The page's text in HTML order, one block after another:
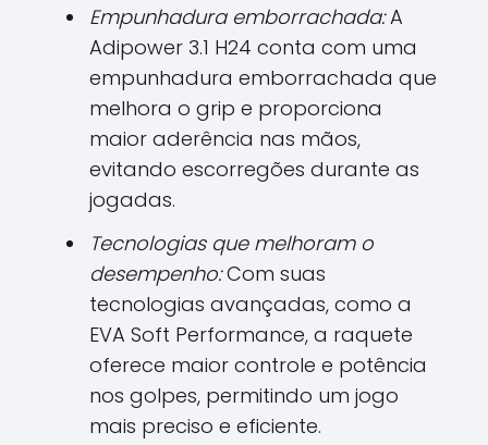
Empunhadura emborrachada:A
Adipower 3.1 H24 conta com uma
empunhadura emborrachada que
melhora o grip e proporciona
maior aderência nas mãos,
evitando escorregões durante as
jogadas.
Tecnologias que melhoram o
desempenho:Com suas
tecnologias avançadas, como a
EVA Soft Performance, a raquete
oferece maior controle e potência
nos golpes, permitindo um jogo
mais preciso e eficiente.